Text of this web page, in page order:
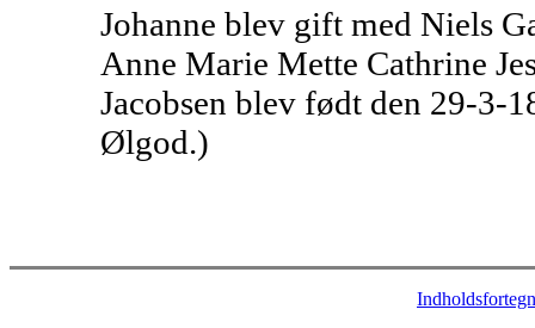
Johanne blev gift med Niels
Anne Marie Mette Cathrine
Jacobsen blev født den 29-3-
Ølgod.)